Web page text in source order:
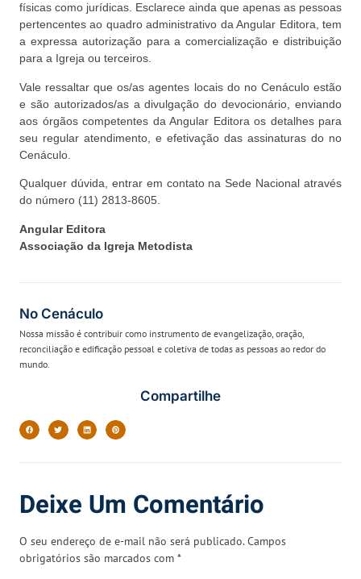
físicas como jurídicas. Esclarece ainda que apenas as pessoas
pertencentes ao quadro administrativo da Angular Editora, tem
a expressa autorização para a comercialização e distribuição
para a Igreja ou terceiros.
Vale ressaltar que os/as agentes locais do no Cenáculo estão
e são autorizados/as a divulgação do devocionário, enviando
aos órgãos competentes da Angular Editora os detalhes para
seu regular atendimento, e efetivação das assinaturas do no
Cenáculo.
Qualquer dúvida, entrar em contato na Sede Nacional através
do número (11) 2813-8605.
Angular Editora
Associação da Igreja Metodista
No Cenáculo
Nossa missão é contribuir como instrumento de evangelização, oração,
reconciliação e edificação pessoal e coletiva de todas as pessoas ao redor do
mundo.
Compartilhe
Deixe Um Comentário
O seu endereço de e-mail não será publicado. Campos
obrigatórios são marcados com *